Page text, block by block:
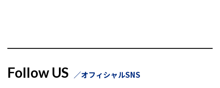
Follow US オフィシャルSNS